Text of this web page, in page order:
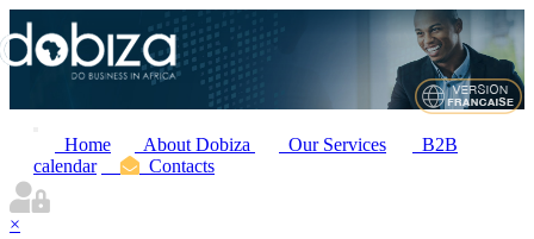
Home About Dobiza Our Services
B2B
calendar
Contacts
×